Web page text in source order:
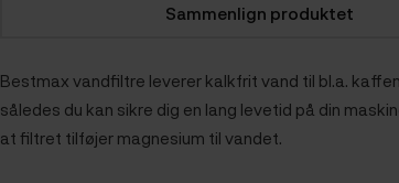
Sammenlign produktet
Bestmax vandfiltre leverer kalkfrit vand til bl.a.
således du kan sikre dig en lang levetid på din
at filtret tilføjer magnesium til vandet.